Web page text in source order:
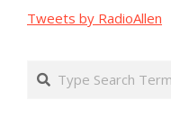
Tweets by RadioAllen
Search